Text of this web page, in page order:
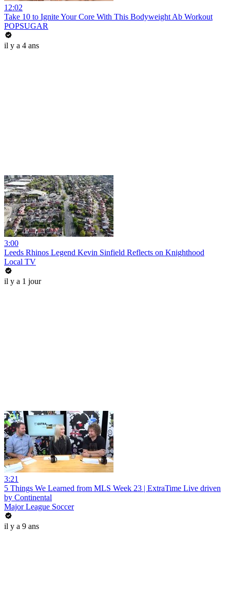
12:02
Take 10 to Ignite Your Core With This Bodyweight Ab Workout
POPSUGAR
il y a 4 ans
3:00
Leeds Rhinos Legend Kevin Sinfield Reflects on Knighthood
Local TV
il y a 1 jour
3:21
5 Things We Learned from MLS Week 23 | ExtraTime Live driven
by Continental
Major League Soccer
il y a 9 ans